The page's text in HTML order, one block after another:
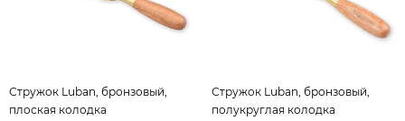
Стружок Luban, бронзовый,
плоская колодка
Стружок Luban, бронзовый,
полукруглая колодка